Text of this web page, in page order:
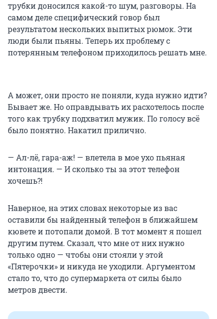
трубки доносился какой-то шум, разговоры. На
самом деле специфический говор был
результатом нескольких выпитых рюмок. Эти
люди были пьяны. Теперь их проблему с
потерянным телефоном приходилось решать мне.
А может, они просто не поняли, куда нужно идти?
Бывает же. Но оправдывать их расхотелось после
того как трубку подхватил мужик. По голосу всё
было понятно. Накатил прилично.
— Ал-лё, гара-аж! — влетела в мое ухо пьяная
интонация. — И сколько ты за этот телефон
хочешь?!
Наверное, на этих словах некоторые из вас
оставили бы найденный телефон в ближайшем
кювете и потопали домой. В тот момент я пошел
другим путем. Сказал, что мне от них нужно
только одно — чтобы они стояли у этой
«Пятерочки» и никуда не уходили. Аргументом
стало то, что до супермаркета от силы было
метров двести.